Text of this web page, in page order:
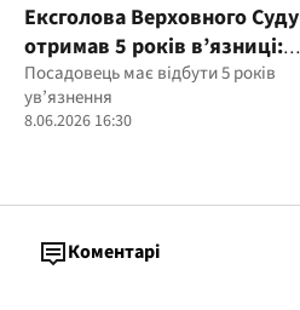
Ексголова Верховного Суду
отримав 5 років в’язниці:
ВАКС затвердив угоду у
справі про хабар
Посадовець має відбути 5 років
ув’язнення
8.06.2026 16:30
Коментарі